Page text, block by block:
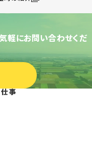
軽にお問い合わせくだ